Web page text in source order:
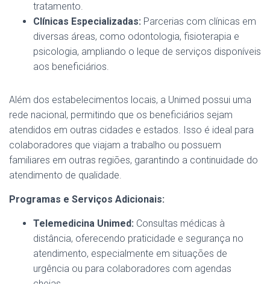
tratamento.
Clínicas Especializadas: Parcerias com clínicas em
diversas áreas, como odontologia, fisioterapia e
psicologia, ampliando o leque de serviços disponíveis
aos beneficiários.
Além dos estabelecimentos locais, a Unimed possui uma
rede nacional, permitindo que os beneficiários sejam
atendidos em outras cidades e estados. Isso é ideal para
colaboradores que viajam a trabalho ou possuem
familiares em outras regiões, garantindo a continuidade do
atendimento de qualidade.
Programas e Serviços Adicionais:
Telemedicina Unimed: Consultas médicas à
distância, oferecendo praticidade e segurança no
atendimento, especialmente em situações de
urgência ou para colaboradores com agendas